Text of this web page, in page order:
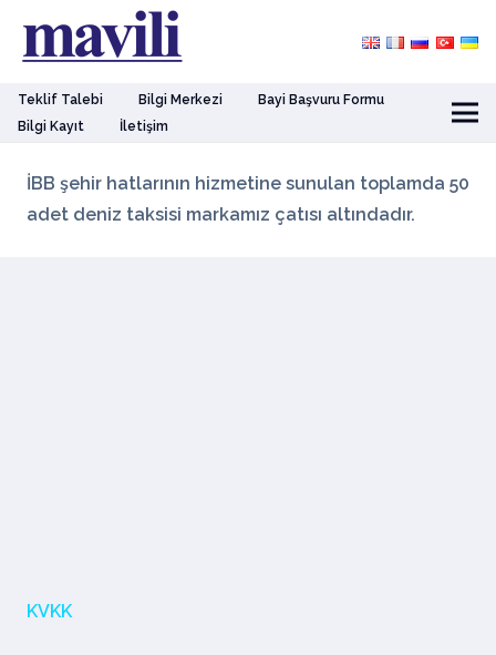
Teklif Talebi Bilgi Merkezi
Bayi Başvuru Formu
Bilgi Kayıt
İletişim
İBB şehir hatlarının hizmetine sunulan toplamda 50
adet deniz taksisi markamız çatısı altındadır.
KVKK